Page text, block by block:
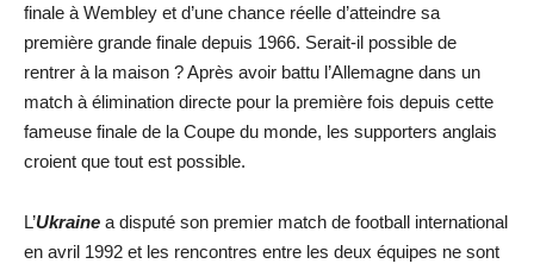
finale à Wembley et d’une chance réelle d’atteindre sa
première grande finale depuis 1966. Serait-il possible de
rentrer à la maison ? Après avoir battu l’Allemagne dans un
match à élimination directe pour la première fois depuis cette
fameuse finale de la Coupe du monde, les supporters anglais
croient que tout est possible.
L’Ukraine a disputé son premier match de football international
en avril 1992 et les rencontres entre les deux équipes ne sont